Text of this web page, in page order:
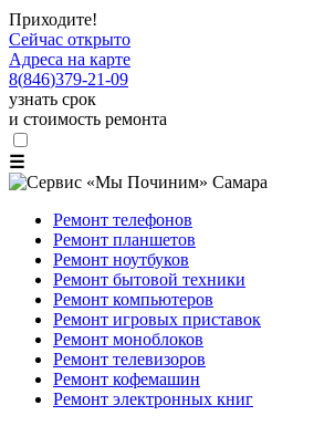
Приходите!
Сейчас открыто
Адреса на карте
8(846)379-21-09
узнать срок
и стоимость ремонта
☰
Ремонт телефонов
Ремонт планшетов
Ремонт ноутбуков
Ремонт бытовой техники
Ремонт компьютеров
Ремонт игровых приставок
Ремонт моноблоков
Ремонт телевизоров
Ремонт кофемашин
Ремонт электронных книг